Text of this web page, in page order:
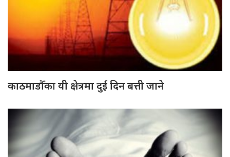
काठमाडौँका यी क्षेत्रमा दुई दिन बत्ती जाने